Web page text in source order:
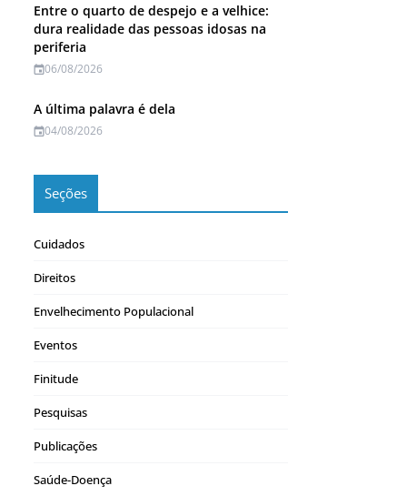
Entre o quarto de despejo e a velhice:
dura realidade das pessoas idosas na
periferia
06/08/2026
A última palavra é dela
04/08/2026
Seções
Cuidados
Direitos
Envelhecimento Populacional
Eventos
Finitude
Pesquisas
Publicações
Saúde-Doença